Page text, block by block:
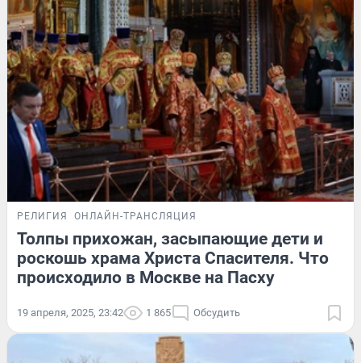
РЕЛИГИЯ ОНЛАЙН-ТРАНСЛЯЦИЯ
Толпы прихожан, засыпающие дети и
роскошь храма Христа Спасителя. Что
происходило в Москве на Пасху
19 апреля, 2025, 23:42 1 865 Обсудить